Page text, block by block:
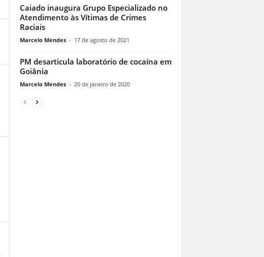
Caiado inaugura Grupo Especializado no
Atendimento às Vítimas de Crimes
Raciais
Marcelo Mendes - 17 de agosto de 2021
PM desarticula laboratório de cocaína em
Goiânia
Marcelo Mendes - 20 de janeiro de 2020